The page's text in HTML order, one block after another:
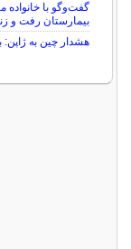
گفت‌وگو با خانواده
بیمارستان رفت و
هشدار چین به ژاپن: